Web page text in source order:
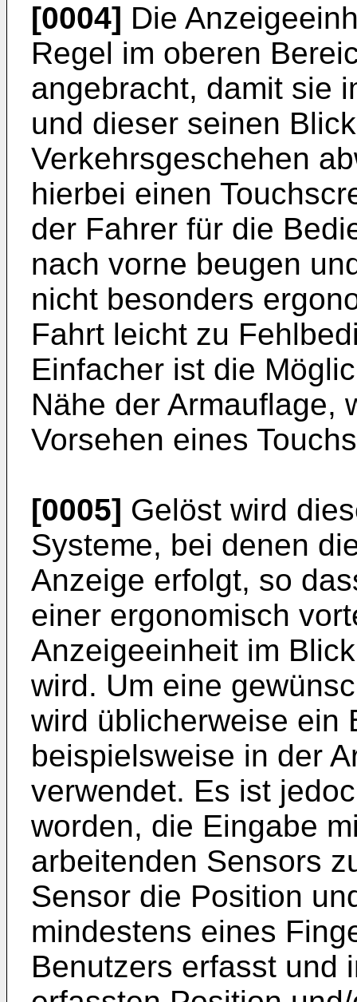
[0004] Die
Regel im oberen
angebracht, damit sie
und dieser seinen
Verkehrsgeschehen
hierbei einen
der Fahrer für die
nach vorne beugen
nicht besonders
Fahrt leicht zu
Einfacher ist die
Nähe der Armauflage,
Vorsehen eines
[0005] Gelöst wird
Systeme, bei denen
Anzeige erfolgt, so
einer ergonomisch
Anzeigeeinheit im
wird. Um eine
wird üblicherweise ein
beispielsweise in der
verwendet. Es ist
worden, die Eingabe
arbeitenden Sensors
Sensor die Position
mindestens eines
Benutzers erfasst und